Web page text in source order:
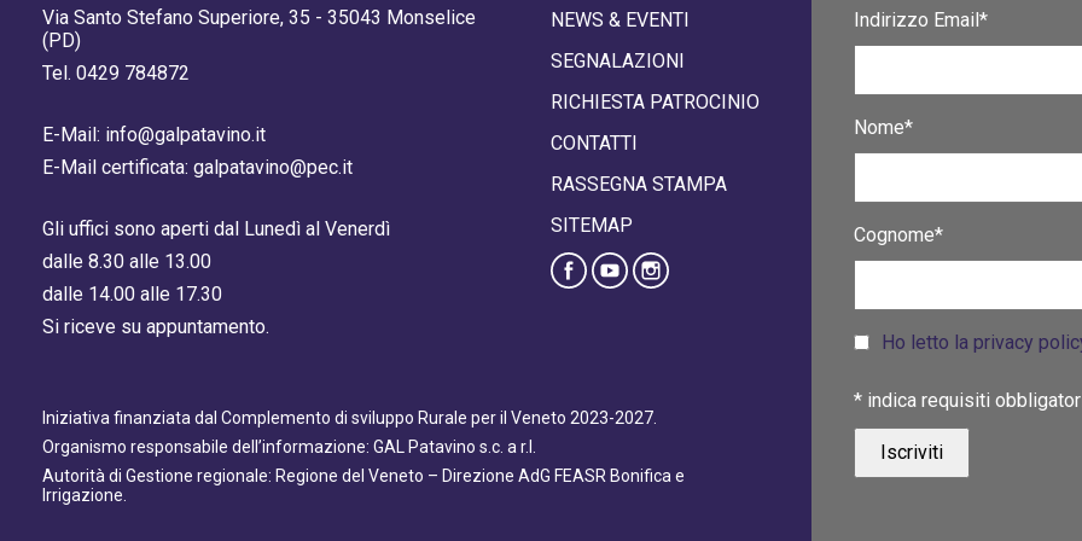
Via Santo Stefano Superiore, 35 - 35043 Monselice
(PD)
Tel. 0429 784872
E-Mail: info@galpatavino.it
E-Mail certificata: galpatavino@pec.it
Gli uffici sono aperti dal Lunedì al Venerdì
dalle 8.30 alle 13.00
dalle 14.00 alle 17.30
Si riceve su appuntamento.
NEWS & EVENTI
SEGNALAZIONI
RICHIESTA PATROCINIO
CONTATTI
RASSEGNA STAMPA
SITEMAP
Iniziativa finanziata dal Complemento di sviluppo Rurale per il Veneto 2023-2027.
Organismo responsabile dell’informazione: GAL Patavino s.c. a r.l.
Autorità di Gestione regionale: Regione del Veneto – Direzione AdG FEASR Bonifica e
Irrigazione.
Indirizzo Email*
Nome*
Cognome*
Ho letto la privacy
* indica requisiti